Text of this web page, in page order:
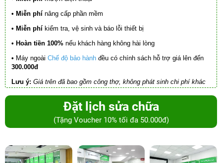
• Miễn phí nâng cấp phần mềm
• Miễn phí kiểm tra, vệ sinh và báo lỗi thiết bị
• Hoàn tiền 100% nếu khách hàng không hài lòng
• Máy ngoài Chế độ bảo hành đều có chính sách hỗ trợ giá lên đến
300.000đ
Lưu ý: Giá trên đã bao gồm công thợ, không phát sinh chi phí khác
Đặt lịch sửa chữa
(Tặng Voucher 10% tối đa 50.000đ)